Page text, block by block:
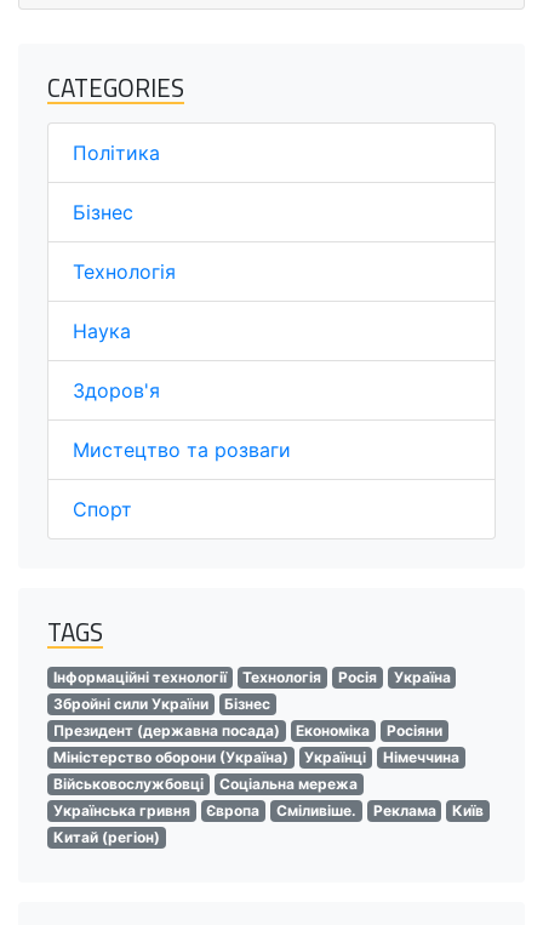
CATEGORIES
Політика
Бізнес
Технологія
Наука
Здоров'я
Мистецтво та розваги
Спорт
TAGS
Інформаційні технології Технологія Росія
Україна
Збройні сили України
Бізнес
Президент (державна посада)
Економіка
Росіяни
Міністерство оборони (Україна)
Українці
Німеччина
Військовослужбовці
Соціальна мережа
Українська гривня
Європа Сміливіше. Реклама
Київ
Китай (регіон)